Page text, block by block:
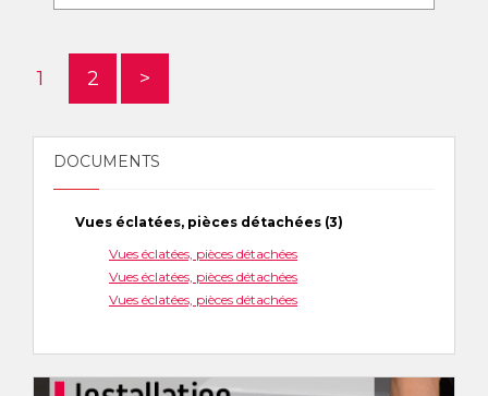
1 2 >
DOCUMENTS
Vues éclatées, pièces détachées (3)
Vues éclatées, pièces détachées
Vues éclatées, pièces détachées
Vues éclatées, pièces détachées